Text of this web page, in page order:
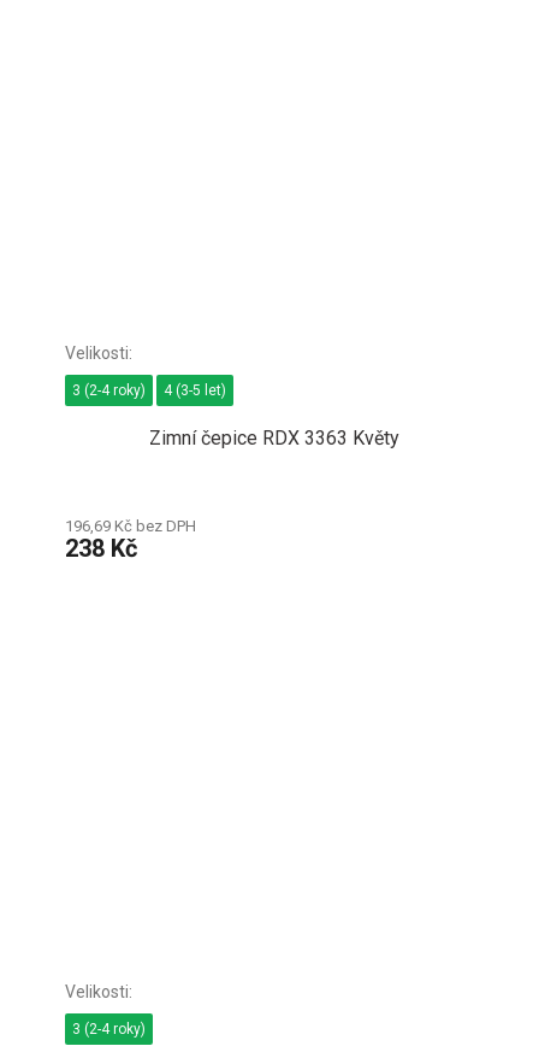
Zimní čepice RDX 3363 Květy
196,69 Kč bez DPH
238 Kč
3 (2-4 roky) 4 (3-5 let)
3 (2-4 roky)